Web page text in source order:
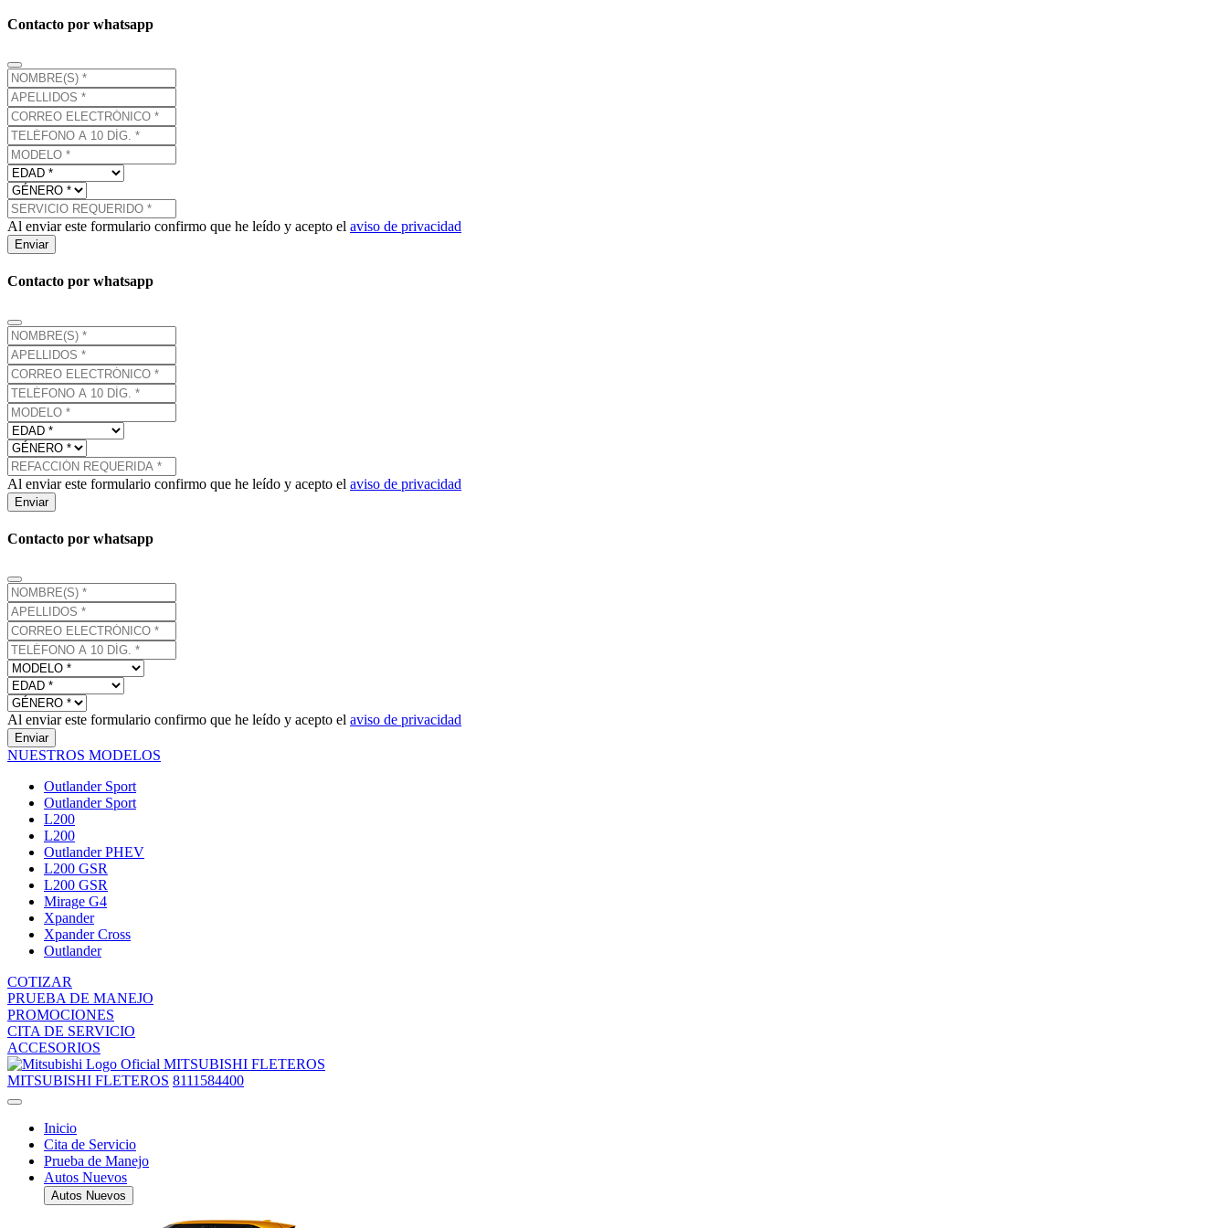
Contacto por whatsapp
Al enviar este formulario confirmo que he leído y acepto el aviso de privacidad
Enviar
Contacto por whatsapp
Al enviar este formulario confirmo que he leído y acepto el aviso de privacidad
Enviar
Contacto por whatsapp
Al enviar este formulario confirmo que he leído y acepto el aviso de privacidad
Enviar
NUESTROS MODELOS
Outlander Sport
Outlander Sport
L200
L200
Outlander PHEV
L200 GSR
L200 GSR
Mirage G4
Xpander
Xpander Cross
Outlander
COTIZAR
PRUEBA DE MANEJO
PROMOCIONES
CITA DE SERVICIO
ACCESORIOS
MITSUBISHI FLETEROS
MITSUBISHI FLETEROS 8111584400
Inicio
Cita de Servicio
Prueba de Manejo
Autos Nuevos
Autos Nuevos